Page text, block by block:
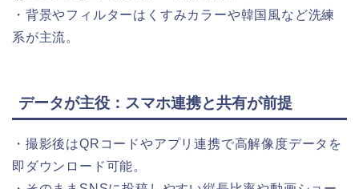
・背景やフィルターはくすみカラーや韓国風など洗練
系が主流。
データが主役：スマホ連携と共有が前提
・撮影後はQRコードやアプリ連携で高解像度データを
即ダウンロード可能。